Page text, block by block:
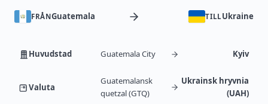
FRÅNGuatemala TILL Ukraine
Huvudstad Guatemala City Kyiv
Valuta
Guatemalansk
quetzal (GTQ)
Ukrainsk hryvnia
(UAH)